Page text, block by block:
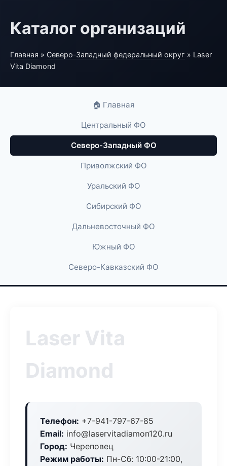
Каталог организаций
Главная » Северо-Западный федеральный округ » Laser
Vita Diamond
🏠 Главная
Центральный ФО
Северо-Западный ФО
Приволжский ФО
Уральский ФО
Сибирский ФО
Дальневосточный ФО
Южный ФО
Северо-Кавказский ФО
Laser Vita
Diamond
Телефон: +7-941-797-67-85
Email: info@laservitadiamon120.ru
Город: Череповец
Режим работы: Пн-Сб: 10:00-21:00,